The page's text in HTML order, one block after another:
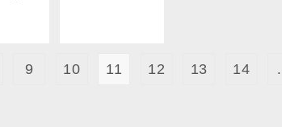
9 10 11 12 13 14